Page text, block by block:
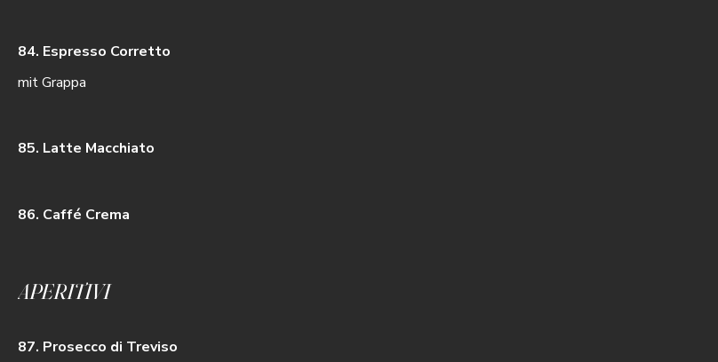
84. Espresso Corretto
mit Grappa
85. Latte Macchiato
86. Caffé Crema
APERITIVI
87. Prosecco di Treviso